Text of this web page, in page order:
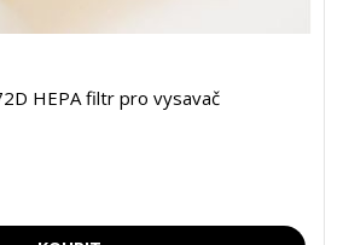
HEPA filtr pro vysavač